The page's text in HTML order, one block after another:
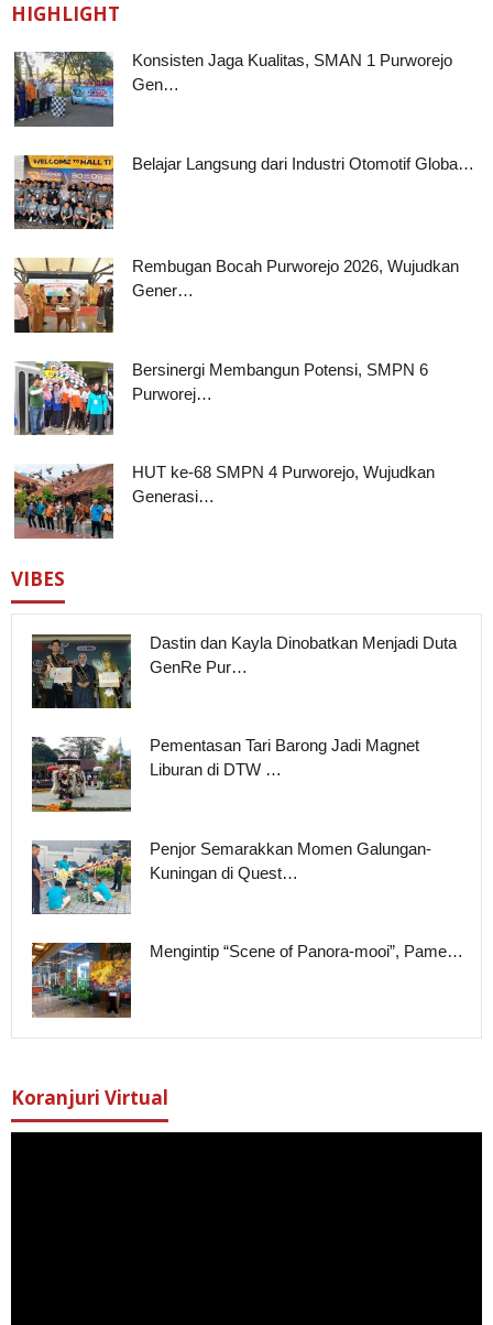
HIGHLIGHT
Konsisten Jaga Kualitas, SMAN 1 Purworejo
Gen…
Belajar Langsung dari Industri Otomotif Globa…
Rembugan Bocah Purworejo 2026, Wujudkan
Gener…
Bersinergi Membangun Potensi, SMPN 6
Purworej…
HUT ke-68 SMPN 4 Purworejo, Wujudkan
Generasi…
VIBES
Dastin dan Kayla Dinobatkan Menjadi Duta
GenRe Pur…
Pementasan Tari Barong Jadi Magnet
Liburan di DTW …
Penjor Semarakkan Momen Galungan-
Kuningan di Quest…
Mengintip “Scene of Panora-mooi”, Pame…
Koranjuri Virtual